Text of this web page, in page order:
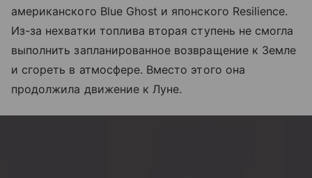
американского Blue Ghost и японского Resilience.
Из-за нехватки топлива вторая ступень не смогла
выполнить запланированное возвращение к Земле
и сгореть в атмосфере. Вместо этого она
продолжила движение к Луне.